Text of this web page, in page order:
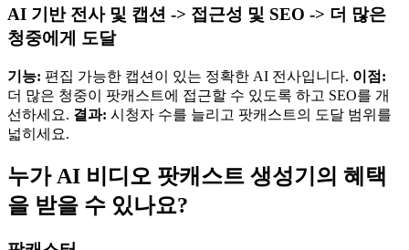
AI 기반 전사 및 캡션 -> 접근성 및 SEO -> 더 많은
청중에게 도달
기능: 편집 가능한 캡션이 있는 정확한 AI 전사입니다. 이점:
더 많은 청중이 팟캐스트에 접근할 수 있도록 하고 SEO를 개
선하세요. 결과: 시청자 수를 늘리고 팟캐스트의 도달 범위를
넓히세요.
누가 AI 비디오 팟캐스트 생성기의 혜택
을 받을 수 있나요?